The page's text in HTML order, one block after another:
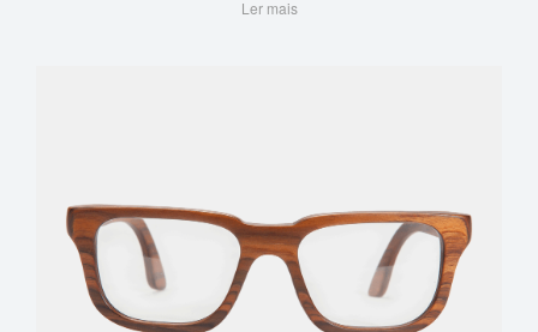
Ler mais